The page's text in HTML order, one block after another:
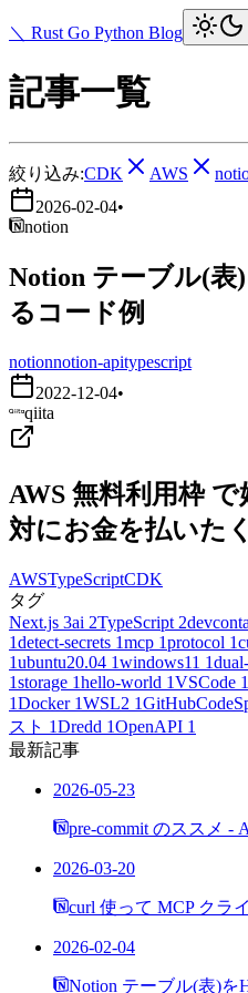
＼ Rust Go Python Blog
記事一覧
絞り込み:CDK AWS
2026-02-04•
notion
Notion テーブル(
るコード例
notionnotion-apitypescript
2022-12-04•
qiita
AWS 無料利用枠
対にお金を払いた
AWSTypeScriptCDK
タグ
Next.js 3ai 2TypeScript 2
1detect-secrets 1mcp 1protocol 1
1ubuntu20.04 1windows11 1
1storage 1hello-world 1VSCode 1
1Docker 1WSL2 1
スト 1Dredd 1OpenAPI 1
最新記事
2026-05-23
pre-commit のススメ -
2026-03-20
curl 使って MCP クラ
2026-02-04
Notion テーブル(表)を